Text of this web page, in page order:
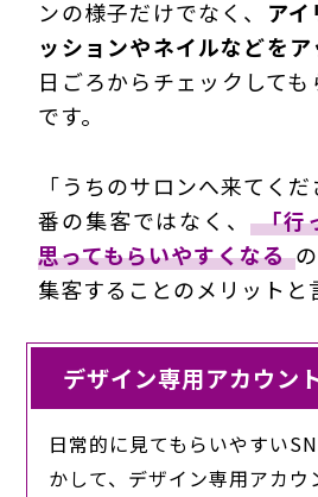
ンの様子だけでなく、 ア
ッションやネイルなどをア
日ごろからチェックして
です。
「うちのサロンへ来てく
番の集客ではなく、
「行
思ってもらいやすくなる
集客することのメリットと
デザイン専用アカウン
日常的に見てもらいやすい
かして、デザイン専用アカウ